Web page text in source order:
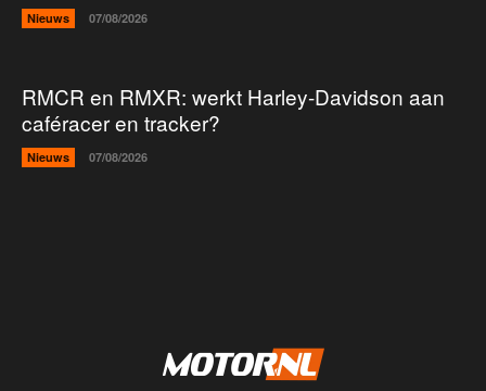
Nieuws 07/08/2026
RMCR en RMXR: werkt Harley-Davidson aan
caféracer en tracker?
Nieuws 07/08/2026